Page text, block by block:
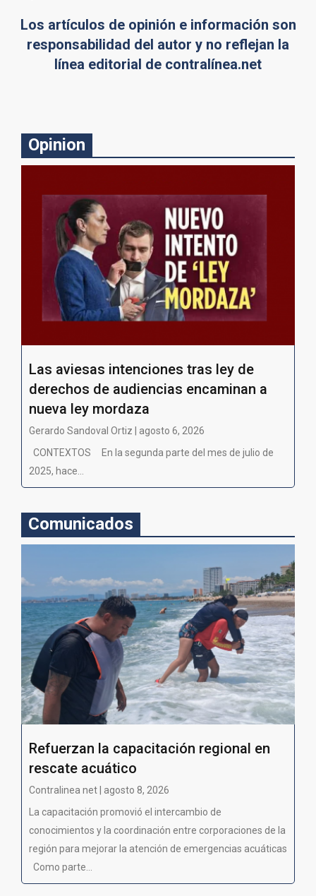
Los artículos de opinión e información son
responsabilidad del autor y no reflejan la
línea editorial de contralínea.net
Opinion
Las aviesas intenciones tras ley de
derechos de audiencias encaminan a
nueva ley mordaza
Gerardo Sandoval Ortiz | agosto 6, 2026
CONTEXTOS En la segunda parte del mes de julio de
2025, hace...
Comunicados
Refuerzan la capacitación regional en
rescate acuático
Contralinea net | agosto 8, 2026
La capacitación promovió el intercambio de
conocimientos y la coordinación entre corporaciones de la
región para mejorar la atención de emergencias acuáticas
Como parte...